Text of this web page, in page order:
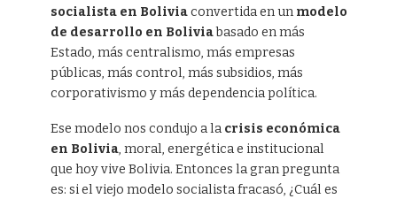
socialista en Boliviaconvertida en un modelo
de desarrollo en Boliviabasado en más
Estado, más centralismo, más empresas
públicas, más control, más subsidios, más
corporativismo y más dependencia política.
Ese modelo nos condujo a la crisis económica
en Bolivia, moral, energética e institucional
que hoy vive Bolivia. Entonces la gran pregunta
es: si el viejo modelo socialista fracasó, ¿Cuál es